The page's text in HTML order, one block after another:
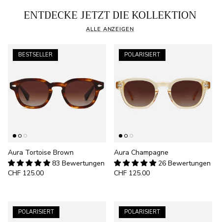
ENTDECKE JETZT DIE KOLLEKTION
ALLE ANZEIGEN
BESTSELLER
Aura Tortoise Brown
83 Bewertungen
CHF 125.00
POLARISIERT
Aura Champagne
26 Bewertungen
CHF 125.00
POLARISIERT POLARISIERT